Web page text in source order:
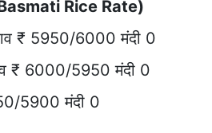
Rice Rate)
₹ 5950/6000 मंदी 0
₹ 6000/5950 मंदी 0
5900 मंदी 0